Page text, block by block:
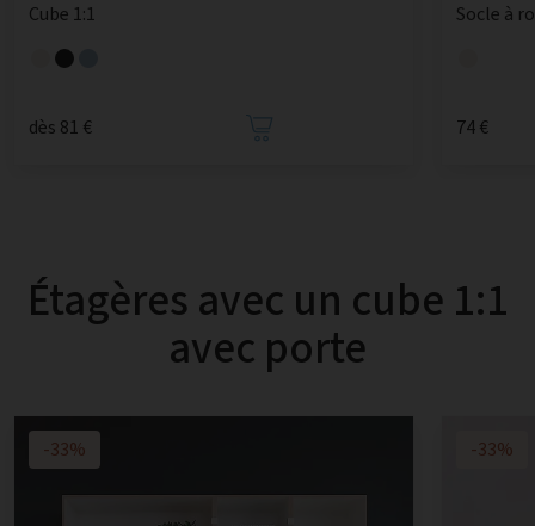
Cube 1:1
dès 81 €
Socle à
74 €
Étagères avec un cube 1:1
avec porte
-33% -33%